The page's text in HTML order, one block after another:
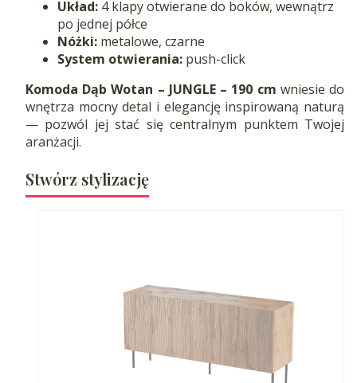
Układ: 4 klapy otwierane do boków, wewnątrz
po jednej półce
Nóżki: metalowe, czarne
System otwierania: push-click
Komoda Dąb Wotan – JUNGLE – 190 cm wniesie do
wnętrza mocny detal i elegancję inspirowaną naturą
— pozwól jej stać się centralnym punktem Twojej
aranżacji.
Stwórz stylizację